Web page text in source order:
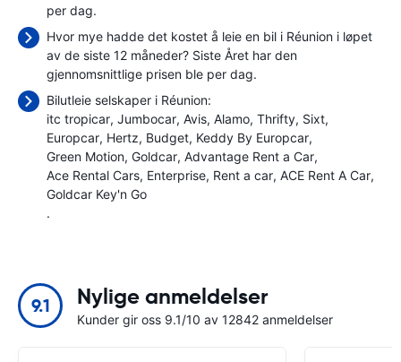
per dag.
Hvor mye hadde det kostet å leie en bil i Réunion i løpet
av de siste 12 måneder? Siste Året har den
gjennomsnittlige prisen ble per dag.
Bilutleie selskaper i Réunion:
itc tropicar Jumbocar Avis Alamo Thrifty Sixt
Europcar Hertz Budget Keddy By Europcar
Green Motion Goldcar Advantage Rent a Car
Ace Rental Cars Enterprise Rent a car ACE Rent A Car
Goldcar Key'n Go
.
9.1 Nylige anmeldelser
Kunder gir oss 9.1/10 av 12842 anmeldelser